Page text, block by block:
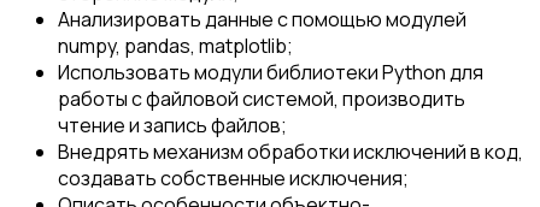
Анализировать данные с помощью модулей
numpy, pandas, matplotlib;
Использовать модули библиотеки Python для
работы с файловой системой, производить
чтение и запись файлов;
Внедрять механизм обработки исключений в код,
создавать собственные исключения;